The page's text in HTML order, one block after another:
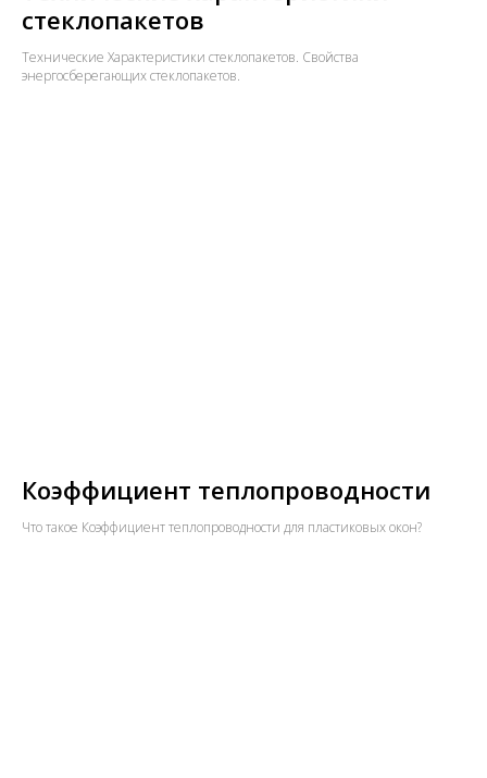
стеклопакетов
Технические Характеристики стеклопакетов. Свойства
энергосберегающих стеклопакетов.
Коэффициент теплопроводности
Что такое Коэффициент теплопроводности для пластиковых окон?